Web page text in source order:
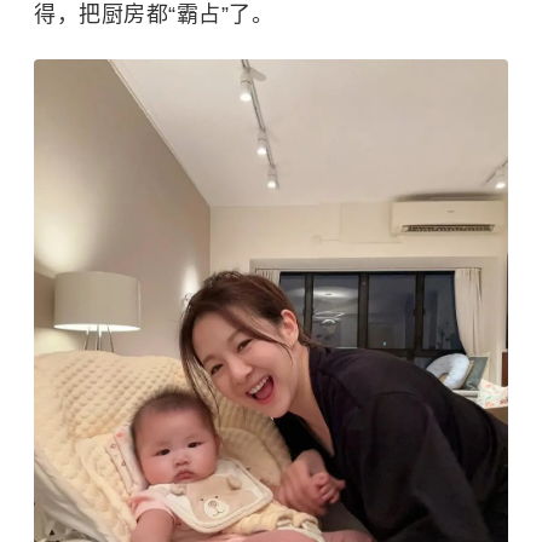
得，把厨房都“霸占”了。